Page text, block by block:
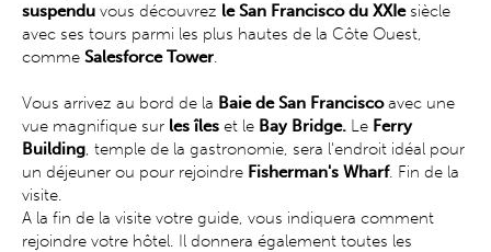
suspendu vous découvrez le San Francisco du XXIesiècle
avec ses tours parmi les plus hautes de la Côte Ouest,
comme Salesforce Tower.
Vous arrivez au bord de la Baie de San Franciscoavec une
vue magnifique sur les îles et le Bay Bridge. Le Ferry
Building, temple de la gastronomie, sera l'endroit idéal pour
un déjeuner ou pour rejoindre Fisherman's Wharf. Fin de la
visite.
A la fin de la visite votre guide, vous indiquera comment
rejoindre votre hôtel. Il donnera également toutes les